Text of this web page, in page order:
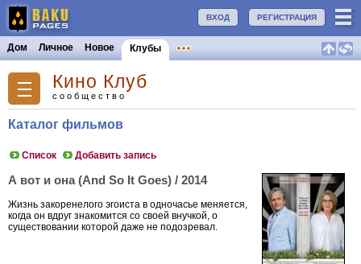
РЕГИСТРАЦИЯ
ВХОД
Дом Личное Новое Клубы
Кино Клуб
сообщество
Каталог фильмов
Список Добавить запись
А вот и она (And So It Goes) / 2014
Жизнь закоренелого эгоиста в одночасье меняется,
когда он вдруг знакомится со своей внучкой, о
существовании которой даже не подозревал.